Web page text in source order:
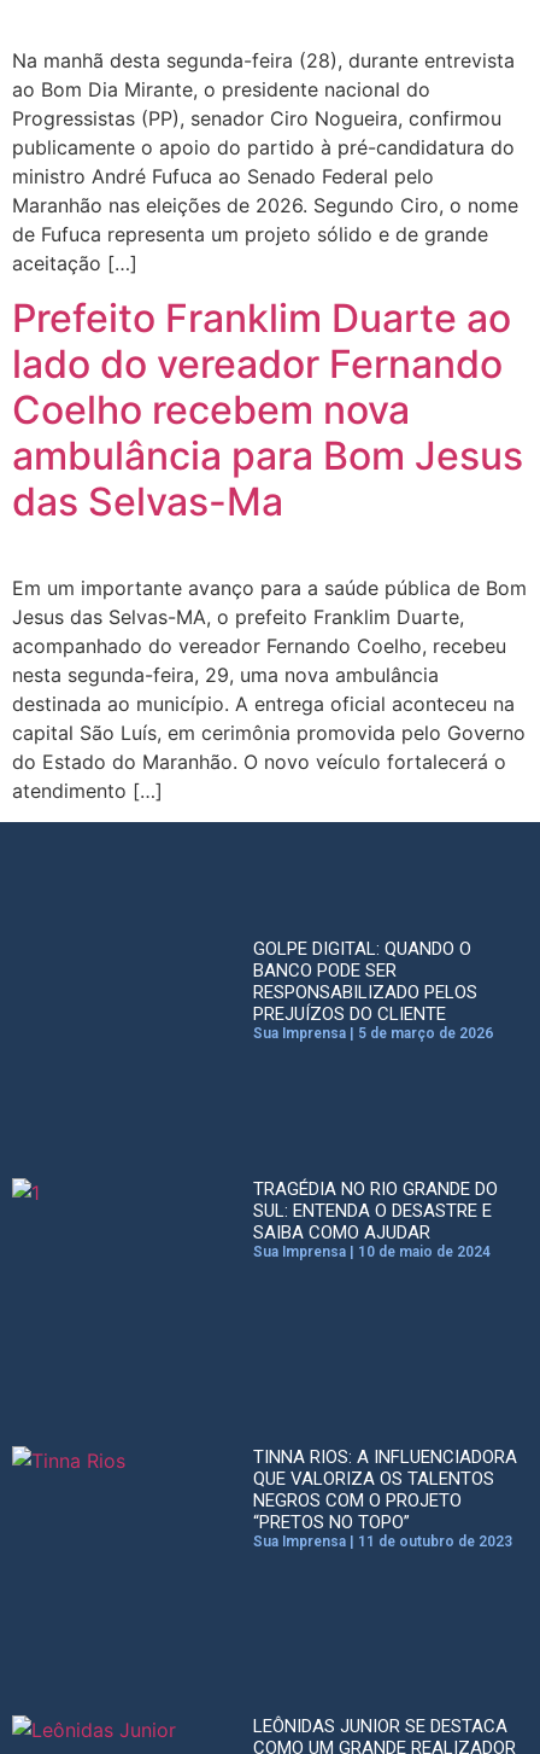
Na manhã desta segunda-feira (28), durante entrevista
ao Bom Dia Mirante, o presidente nacional do
Progressistas (PP), senador Ciro Nogueira, confirmou
publicamente o apoio do partido à pré-candidatura do
ministro André Fufuca ao Senado Federal pelo
Maranhão nas eleições de 2026. Segundo Ciro, o nome
de Fufuca representa um projeto sólido e de grande
aceitação […]
Prefeito Franklim Duarte ao
lado do vereador Fernando
Coelho recebem nova
ambulância para Bom Jesus
das Selvas-Ma
Em um importante avanço para a saúde pública de Bom
Jesus das Selvas-MA, o prefeito Franklim Duarte,
acompanhado do vereador Fernando Coelho, recebeu
nesta segunda-feira, 29, uma nova ambulância
destinada ao município. A entrega oficial aconteceu na
capital São Luís, em cerimônia promovida pelo Governo
do Estado do Maranhão. O novo veículo fortalecerá o
atendimento […]
GOLPE DIGITAL: QUANDO O
BANCO PODE SER
RESPONSABILIZADO PELOS
PREJUÍZOS DO CLIENTE
Sua Imprensa 5 de março de 2026
TRAGÉDIA NO RIO GRANDE DO
SUL: ENTENDA O DESASTRE E
SAIBA COMO AJUDAR
Sua Imprensa 10 de maio de 2024
TINNA RIOS: A INFLUENCIADORA
QUE VALORIZA OS TALENTOS
NEGROS COM O PROJETO
“PRETOS NO TOPO”
Sua Imprensa 11 de outubro de 2023
LEÔNIDAS JUNIOR SE DESTACA
COMO UM GRANDE REALIZADOR